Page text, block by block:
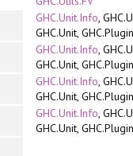
GHC.Unit.Info,
GHC.Unit,
GHC.Unit.Info,
GHC.Unit,
GHC.Unit.Info,
GHC.Unit,
GHC.Unit.Info,
GHC.Unit,